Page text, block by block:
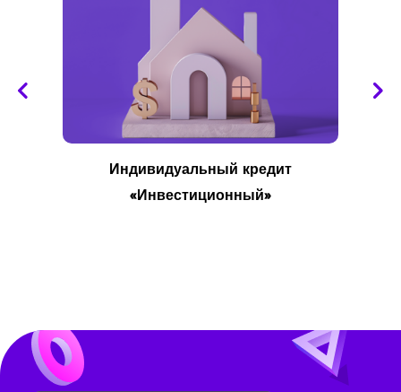
Индивидуальный кредит
«Инвестиционный»